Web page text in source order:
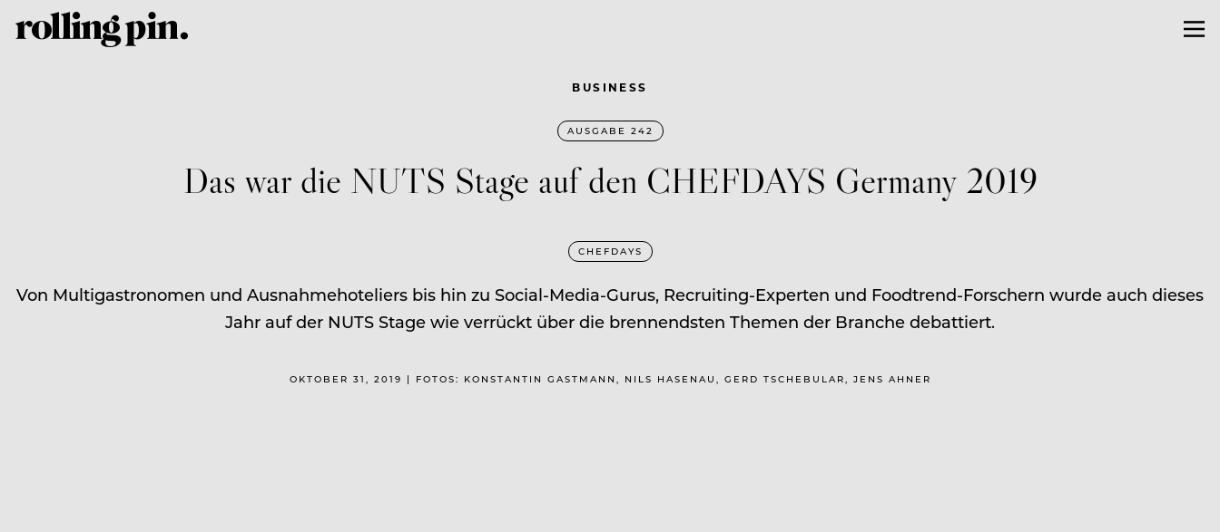
BUSINESS
AUSGABE 242
Das war die NUTS Stage auf den CHEFDAYS Germany 2019
CHEFDAYS
Von Multigastronomen und Ausnahmehoteliers bis hin zu Social-Media-Gurus, Recruiting-Experten und Foodtrend-Forschern wurde auch dieses
Jahr auf der NUTS Stage wie verrückt über die brennendsten Themen der Branche debattiert.
OKTOBER 31, 2019 | FOTOS: KONSTANTIN GASTMANN, NILS HASENAU, GERD TSCHEBULAR, JENS AHNER